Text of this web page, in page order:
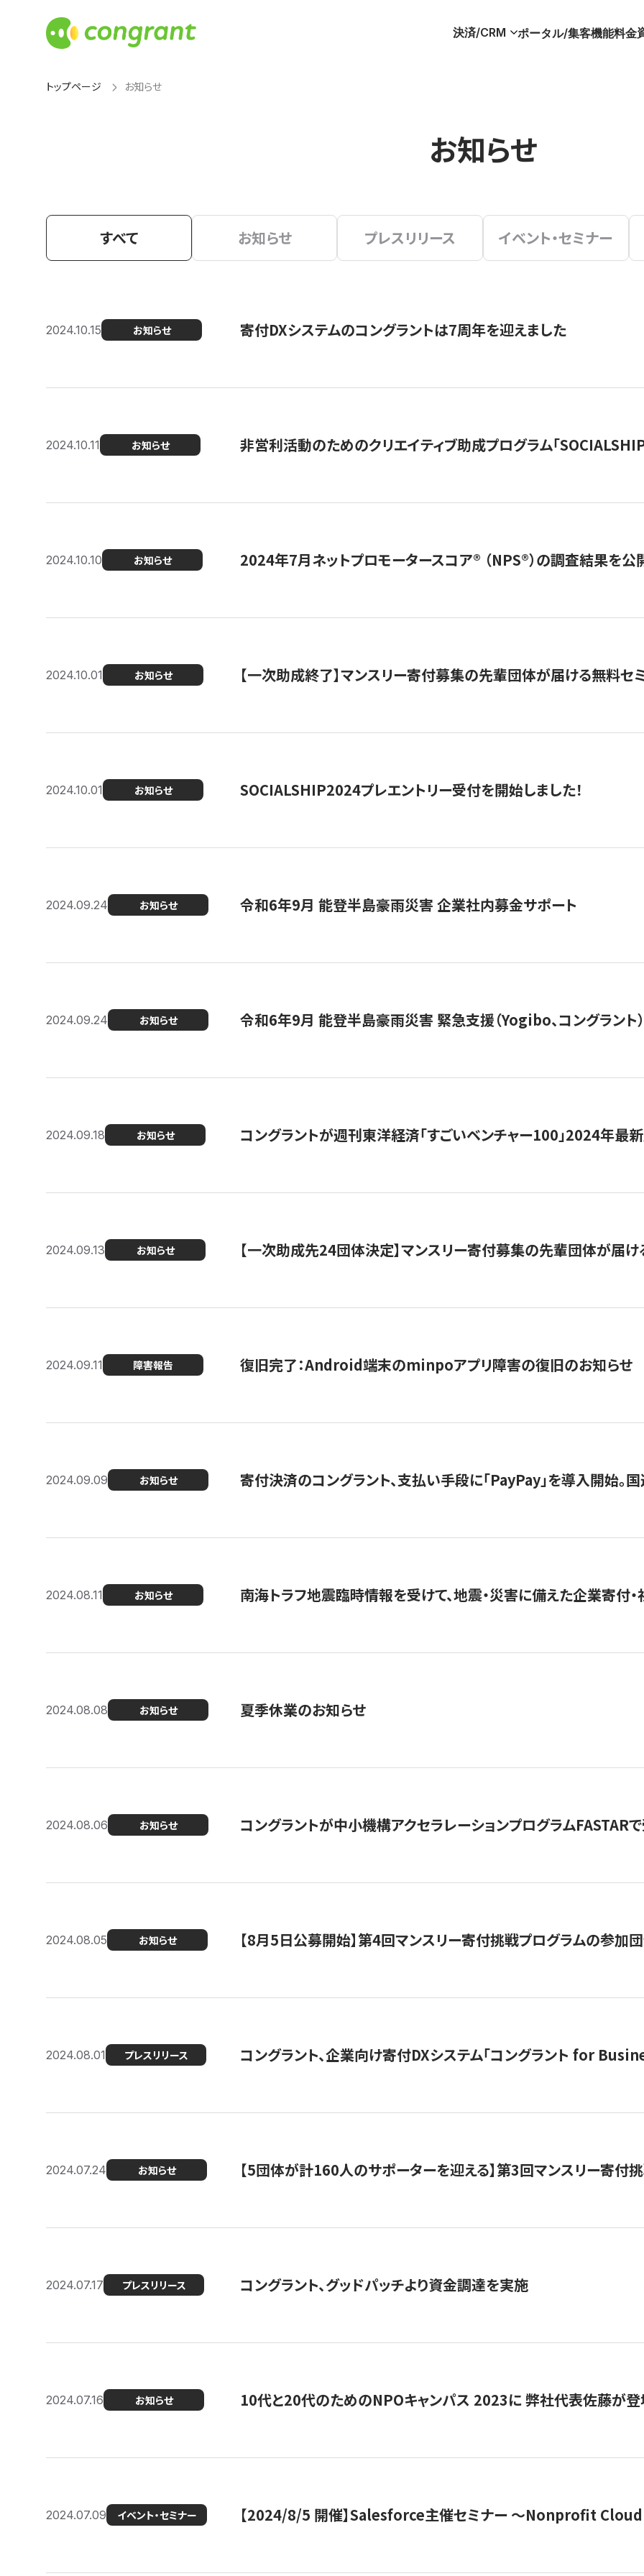
決済/CRM ポータル/集客機能料金
トップページ お知らせ
お知らせ
すべて お知らせ プレスリリース イベント・セミナー
2024.10.15 お知らせ 寄付DXシステムのコングラントは7周年を迎えました
2024.10.11 お知らせ 非営利活動のためのクリエイティブ助成プログラム「
2024.10.10 お知らせ 2024年7月ネットプロモータースコア®︎ （NPS®︎）の調査結果を公
2024.10.01 お知らせ 【一次助成終了】マンスリー寄付募集の先輩団体が届ける無料セ
2024.10.01 お知らせ SOCIALSHIP2024プレエントリー受付を開始しました！
2024.09.24 お知らせ 令和6年9月 能登半島豪雨災害 企業社内募金サポート
2024.09.24 お知らせ 令和6年9月 能登半島豪雨災害 緊急支援（Yogibo、コングラント）
2024.09.18 お知らせ コングラントが週刊東洋経済「すごいベンチャー100」2024年最
2024.09.13 お知らせ 【一次助成先24団体決定】マンスリー寄付募集の先輩団体が届
2024.09.11 障害報告 復旧完了：Android端末のminpoアプリ障害の復旧のお知らせ
2024.09.09 お知らせ 寄付決済のコングラント、支払い手段に「PayPay」を導入開始。
2024.08.11 お知らせ 南海トラフ地震臨時情報を受けて、地震・災害に備えた企業寄付
2024.08.08 お知らせ 夏季休業のお知らせ
2024.08.06 お知らせ コングラントが中小機構アクセラレーションプログラムFASTAR
2024.08.05 お知らせ 【8月5日公募開始】第4回マンスリー寄付挑戦プログラムの参加
2024.08.01 プレスリリース コングラント、企業向け寄付DXシステム「コングラント for
2024.07.24 お知らせ 【5団体が計160人のサポーターを迎える】​​第3回マンスリー寄付
2024.07.17 プレスリリース コングラント、グッドパッチより資金調達を実施
2024.07.16 お知らせ 10代と20代のためのNPOキャンパス 2023に 弊社代表佐藤が
2024.07.09 イベント・セミナー 【2024/8/5 開催】Salesforce主催セミナー 〜Nonprofit